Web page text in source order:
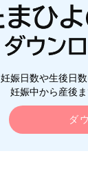
妊娠日数や生後日
妊娠中から産後
ダ